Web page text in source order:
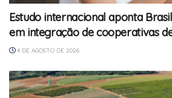
Estudo internacional aponta
em integração de cooperativas
4 DE AGOSTO DE 2026